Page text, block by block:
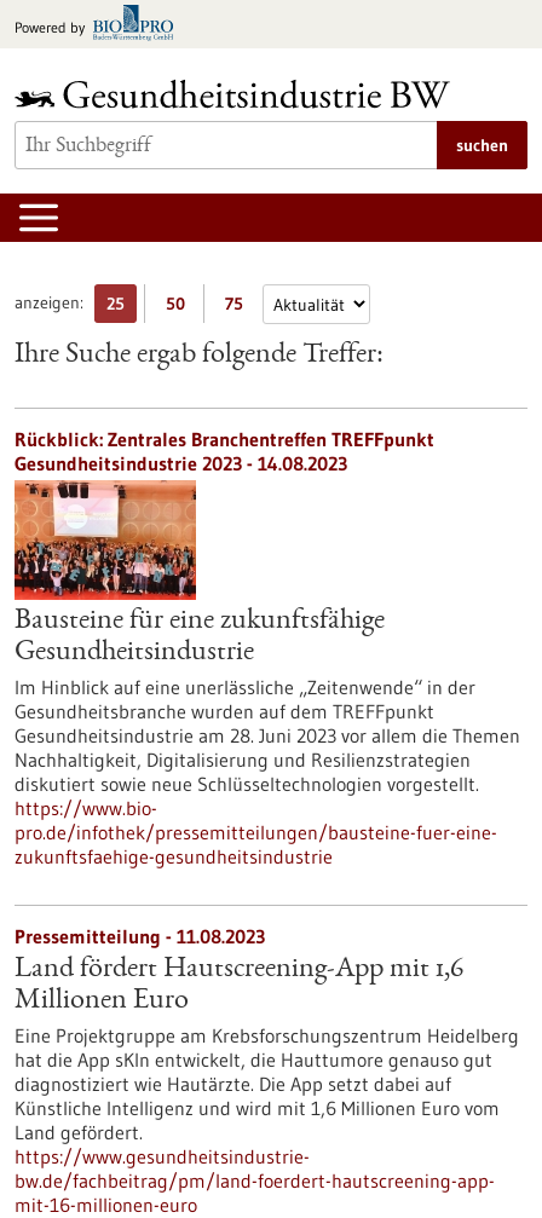
Inhalt
Powered by
suchen
anzeigen: 25 50 75
Ihre Suche ergab folgende Treffer:
Rückblick: Zentrales Branchentreffen TREFFpunkt
Gesundheitsindustrie 2023 - 14.08.2023
Bausteine für eine zukunftsfähige
Gesundheitsindustrie
Im Hinblick auf eine unerlässliche „Zeitenwende“ in der
Gesundheitsbranche wurden auf dem TREFFpunkt
Gesundheitsindustrie am 28. Juni 2023 vor allem die Themen
Nachhaltigkeit, Digitalisierung und Resilienzstrategien
diskutiert sowie neue Schlüsseltechnologien vorgestellt.
https://www.bio-
pro.de/infothek/pressemitteilungen/bausteine-fuer-eine-
zukunftsfaehige-gesundheitsindustrie
Pressemitteilung - 11.08.2023
Land fördert Hautscreening-App mit 1,6
Millionen Euro
Eine Projektgruppe am Krebsforschungszentrum Heidelberg
hat die App sKIn entwickelt, die Hauttumore genauso gut
diagnostiziert wie Hautärzte. Die App setzt dabei auf
Künstliche Intelligenz und wird mit 1,6 Millionen Euro vom
Land gefördert.
https://www.gesundheitsindustrie-
bw.de/fachbeitrag/pm/land-foerdert-hautscreening-app-
mit-16-millionen-euro